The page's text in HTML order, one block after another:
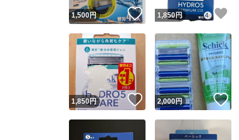
1,500円 いいね！
1,850円
1,850円 いいね！
2,000円